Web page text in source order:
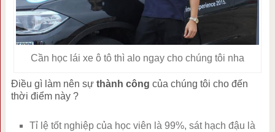
Cần học lái xe ô tô thì alo ngay cho chúng tôi nha
Điều gì làm nên sự thành công của chúng tôi cho đến
thời điểm này ?
Tỉ lệ tốt nghiệp của học viên là 99%, sát hạch đậu là